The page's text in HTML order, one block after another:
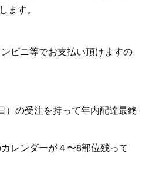
ます。
ビニ等でお支払い頂けますの
）の受注を持って年内配達最終
レンダーが４〜8部位残って